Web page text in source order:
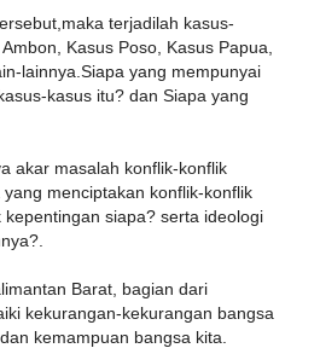
terjadilah kasus-
Kasus Poso, Kasus Papua,
lainnya.Siapa yang mempunyai
kasus itu? dan Siapa yang
akar masalah konflik-konflik
menciptakan konflik-konflik
siapa? serta ideologi
Barat, bagian dari
kekurangan-kekurangan bangsa
kemampuan bangsa kita.